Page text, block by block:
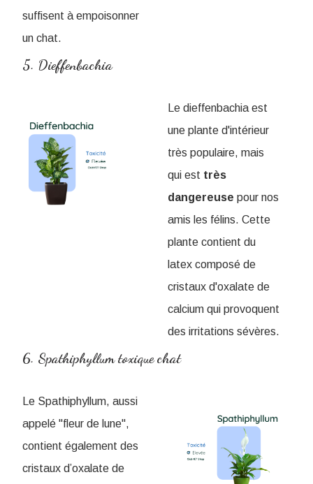
suffisent à empoisonner
un chat.
5. Dieffenbachia
Le dieffenbachia est
une plante d'intérieur
très populaire, mais
qui est très
dangereuse pour nos
amis les félins. Cette
plante contient du
latex composé de
cristaux d'oxalate de
calcium qui provoquent
des irritations sévères.
6. Spathiphyllum toxique chat
Le Spathiphyllum, aussi
appelé "fleur de lune",
contient également des
cristaux d’oxalate de